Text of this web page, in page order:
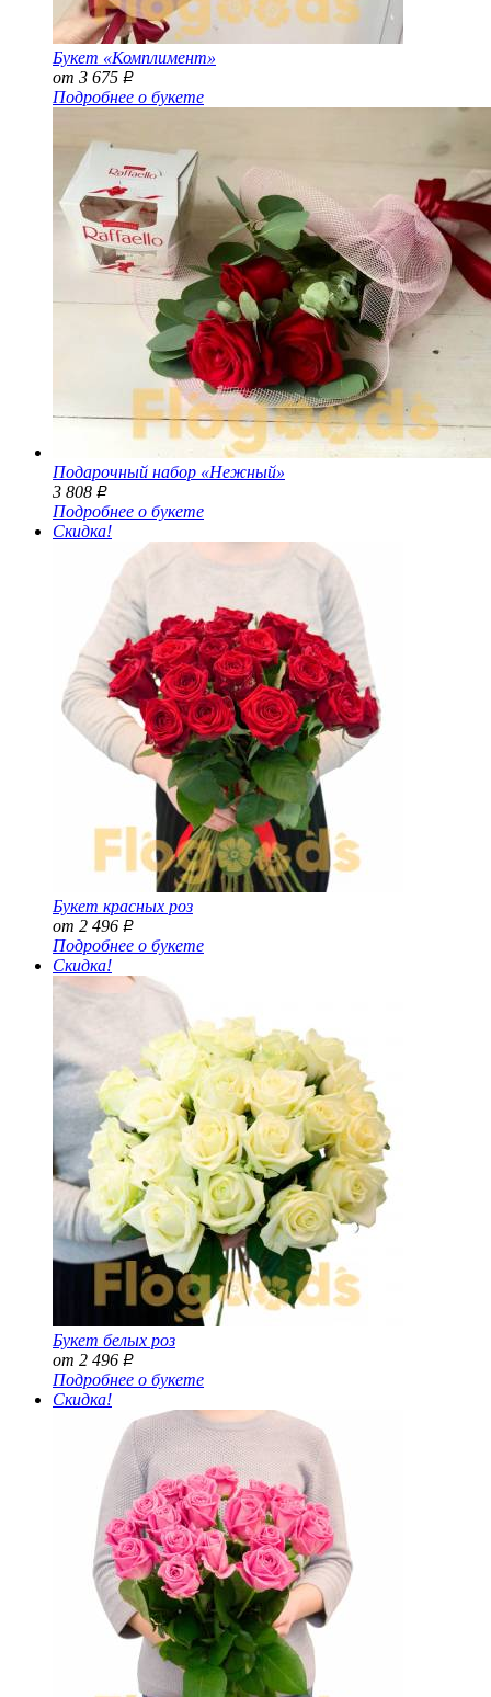
Букет «Комплимент»
от 3 675 Р
Подробнее о букете
Подарочный набор «Нежный»
3 808 Р
Подробнее о букете
Скидка!
Букет красных роз
от 2 496 Р
Подробнее о букете
Скидка!
Букет белых роз
от 2 496 Р
Подробнее о букете
Скидка!